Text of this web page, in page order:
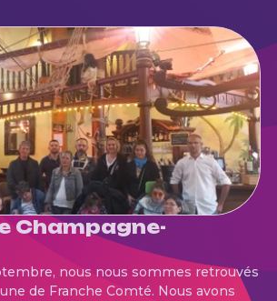
Champagne-
nous nous sommes retrouvés
de Franche Comté. Nous avons